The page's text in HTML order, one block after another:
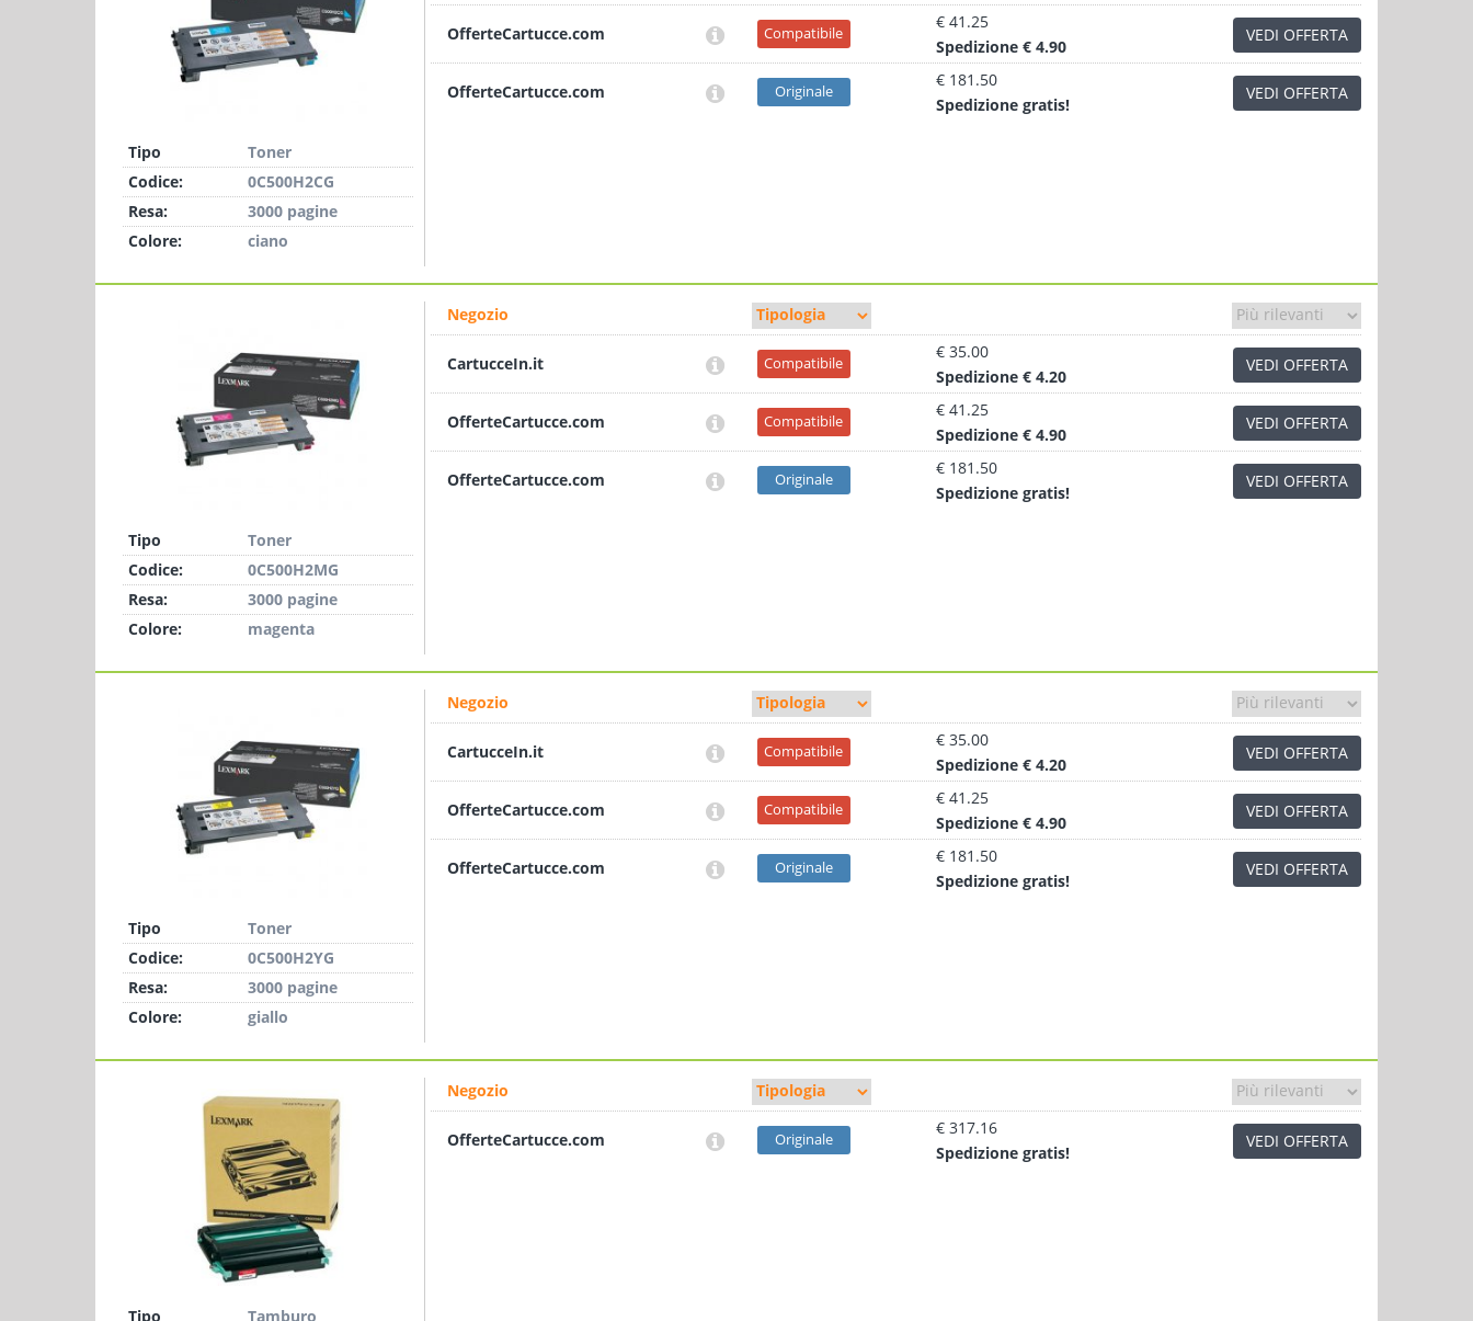
Tipo
Toner
Codice:
0C500H2CG
Resa:
3000 pagine
Colore:
ciano
OfferteCartucce.com Compatibile
€ 41.25
Spedizione € 4.90
VEDI OFFERTA
OfferteCartucce.com Originale
€ 181.50
Spedizione gratis!
VEDI OFFERTA
Tipo
Toner
Codice:
0C500H2MG
Resa:
3000 pagine
Colore:
magenta
Negozio
CartucceIn.it Compatibile
€ 35.00
Spedizione € 4.20
VEDI OFFERTA
OfferteCartucce.com Compatibile
€ 41.25
Spedizione € 4.90
VEDI OFFERTA
OfferteCartucce.com Originale
€ 181.50
Spedizione gratis!
VEDI OFFERTA
Tipo
Toner
Codice:
0C500H2YG
Resa:
3000 pagine
Colore:
giallo
Negozio
CartucceIn.it Compatibile
€ 35.00
Spedizione € 4.20
VEDI OFFERTA
OfferteCartucce.com Compatibile
€ 41.25
Spedizione € 4.90
VEDI OFFERTA
OfferteCartucce.com Originale
€ 181.50
Spedizione gratis!
VEDI OFFERTA
Tipo Tamburo
Negozio
OfferteCartucce.com Originale
€ 317.16
Spedizione gratis!
VEDI OFFERTA